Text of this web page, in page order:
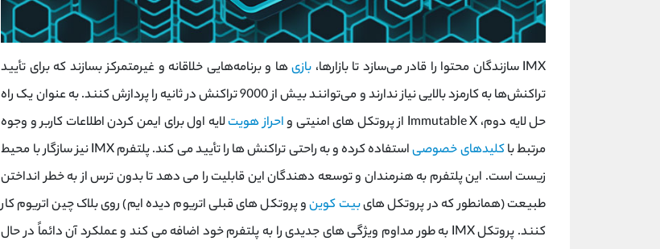
IMX سازندگان محتوا را قادر می‌سازد تا بازارها، بازی‌ها و برنامه‌هایی خلاقانه و غیرمتمرکز بسازند که برای تأیید
تراکنش‌ها به کارمزد بالایی نیاز ندارند و می‌توانند بیش از 9000 تراکنش در ثانیه را پردازش کنند. به عنوان یک راه
حل لایه دوم، Immutable X از پروتکل های امنیتی و
احراز هویتلایه اول برای ایمن کردن اطلاعات کاربر و وجوه
مرتبط باکلیدهای خصوصی
استفاده کرده و به راحتی تراکنش ها را تأیید می کند. پلتفرم IMX نیز سازگار با محیط
زیست است. این پلتفرم به هنرمندان و توسعه دهندگان این قابلیت را می دهد تا بدون ترس از به خطر انداختن
طبیعت (همانطور که در پروتکل هایبیت کوینو پروتکل های قبلی اتریوم دیده ایم) روی بلاک چین اتریوم کار
کنند. پروتکل IMX به طور مداوم ویژگی های جدیدی را به پلتفرم خود اضافه می کند و عملکرد آن دائماً در حال